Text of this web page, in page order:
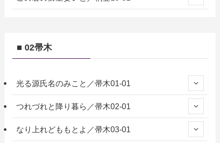
■ 02帚木
光る源氏名のみこと／帚木01-01
つれづれと降り暮ら／帚木02-01
なり上れどももとよ／帚木03-01